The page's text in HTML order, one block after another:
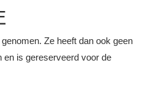
Ze heeft dan ook geen
en is gereserveerd voor de